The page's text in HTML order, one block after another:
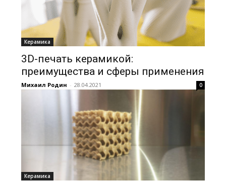
Керамика
3D-печать керамикой:
преимущества и сферы применения
Михаил Родин - 28.04.2021 0
Керамика